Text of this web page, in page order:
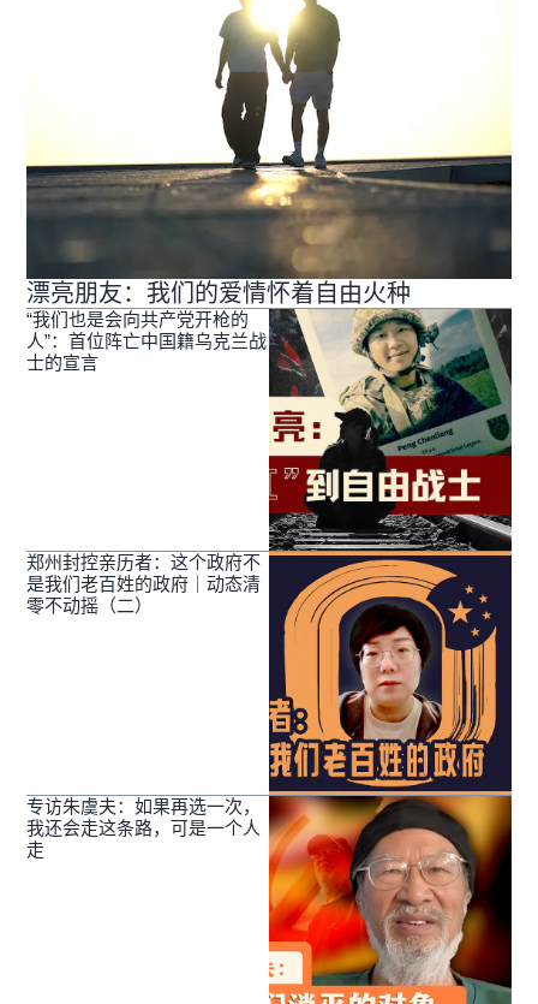
漂亮朋友：我们的爱情怀着自由火种
“我们也是会向共产党开枪的
人”：首位阵亡中国籍乌克兰战
士的宣言
郑州封控亲历者：这个政府不
是我们老百姓的政府｜动态清
零不动摇（二）
专访朱虞夫：如果再选一次，
我还会走这条路，可是一个人
走